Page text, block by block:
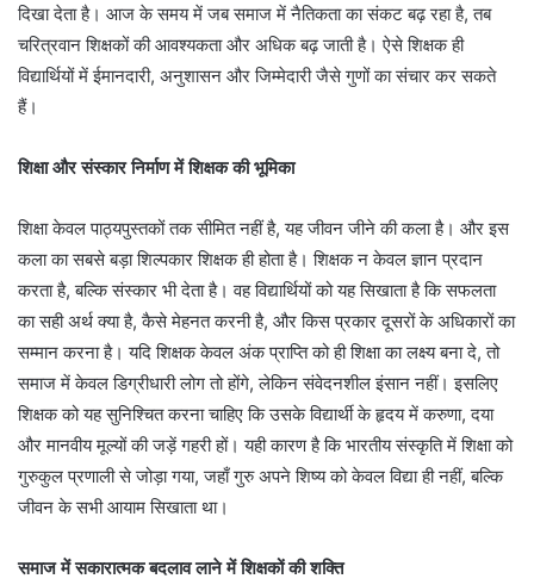
दिखा देता है। आज के समय में जब समाज में नैतिकता का संकट बढ़ रहा है, तब
चरित्रवान शिक्षकों की आवश्यकता और अधिक बढ़ जाती है। ऐसे शिक्षक ही
विद्यार्थियों में ईमानदारी, अनुशासन और जिम्मेदारी जैसे गुणों का संचार कर सकते
हैं।
शिक्षा और संस्कार निर्माण में शिक्षक की भूमिका
शिक्षा केवल पाठ्यपुस्तकों तक सीमित नहीं है, यह जीवन जीने की कला है। और इस
कला का सबसे बड़ा शिल्पकार शिक्षक ही होता है। शिक्षक न केवल ज्ञान प्रदान
करता है, बल्कि संस्कार भी देता है। वह विद्यार्थियों को यह सिखाता है कि सफलता
का सही अर्थ क्या है, कैसे मेहनत करनी है, और किस प्रकार दूसरों के अधिकारों का
सम्मान करना है। यदि शिक्षक केवल अंक प्राप्ति को ही शिक्षा का लक्ष्य बना दे, तो
समाज में केवल डिग्रीधारी लोग तो होंगे, लेकिन संवेदनशील इंसान नहीं। इसलिए
शिक्षक को यह सुनिश्चित करना चाहिए कि उसके विद्यार्थी के हृदय में करुणा, दया
और मानवीय मूल्यों की जड़ें गहरी हों। यही कारण है कि भारतीय संस्कृति में शिक्षा को
गुरुकुल प्रणाली से जोड़ा गया, जहाँ गुरु अपने शिष्य को केवल विद्या ही नहीं, बल्कि
जीवन के सभी आयाम सिखाता था।
समाज में सकारात्मक बदलाव लाने में शिक्षकों की शक्ति